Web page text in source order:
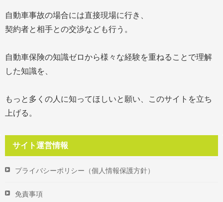
自動車事故の場合には直接現場に行き、
契約者と相手との交渉なども行う。
自動車保険の知識ゼロから様々な経験を重ねることで理解
した知識を、
もっと多くの人に知ってほしいと願い、このサイトを立ち
上げる。
サイト運営情報
プライバシーポリシー（個人情報保護方針）
免責事項